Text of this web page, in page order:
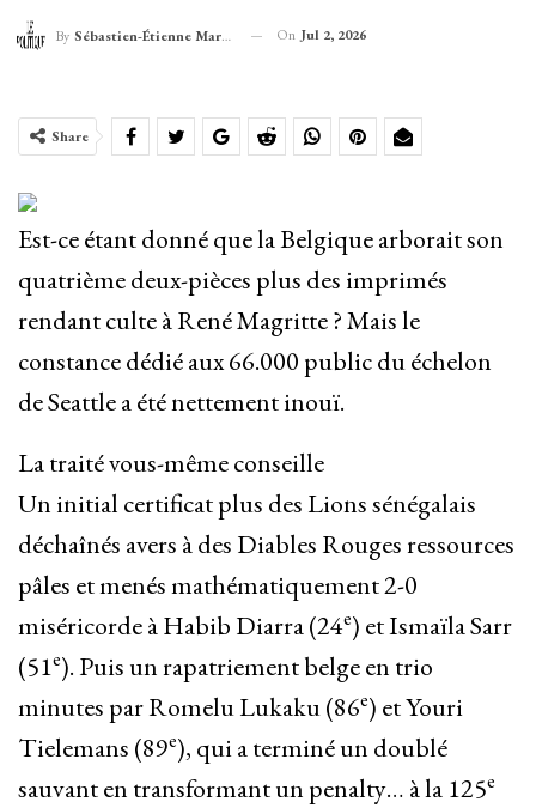
By Sébastien-Étienne Marechal On Jul 2, 2026
Share
Est-ce étant donné que la Belgique arborait son
quatrième deux-pièces plus des imprimés
rendant culte à René Magritte ? Mais le
constance dédié aux 66.000 public du échelon
de Seattle a été nettement inouï.
La traité vous-même conseille
Un initial certificat plus des Lions sénégalais
déchaînés avers à des Diables Rouges ressources
pâles et menés mathématiquement 2-0
miséricorde à Habib Diarra (24e) et Ismaïla Sarr
(51e). Puis un rapatriement belge en trio
minutes par Romelu Lukaku (86e) et Youri
Tielemans (89e), qui a terminé un doublé
sauvant en transformant un penalty… à la 125e